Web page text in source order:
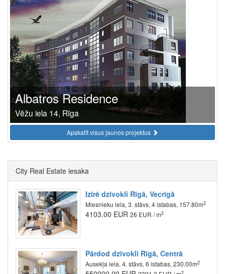
Albatros Residence
Vēžu iela 14, Rīga
Apskatīt visus jaunos projektus
City Real Estate iesaka
Izīrē dzīvokli Rīgā, Vecrīgā
Miesnieku iela, 3. stāvs, 4 istabas, 157.80m2
4103.00 EUR 26 EUR / m2
Pārdod dzīvokli Rīgā, Centrā
Ausekļa iela, 4. stāvs, 6 istabas, 230.00m2
2